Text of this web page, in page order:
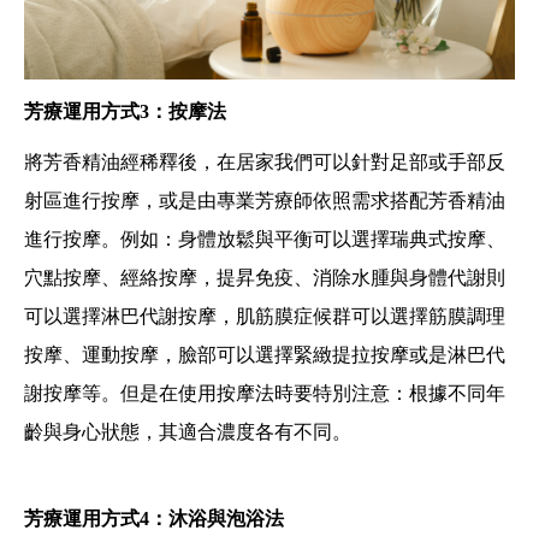
芳療運用方式3：按摩法
將芳香精油經稀釋後，在居家我們可以針對足部或手部反
射區進行按摩，或是由專業芳療師依照需求搭配芳香精油
進行按摩。例如：身體放鬆與平衡可以選擇瑞典式按摩、
穴點按摩、經絡按摩，提昇免疫、消除水腫與身體代謝則
可以選擇淋巴代謝按摩，肌筋膜症候群可以選擇筋膜調理
按摩、運動按摩，臉部可以選擇緊緻提拉按摩或是淋巴代
謝按摩等。但是在使用按摩法時要特別注意：根據不同年
齡與身心狀態，其適合濃度各有不同。
芳療運用方式4：沐浴與泡浴法